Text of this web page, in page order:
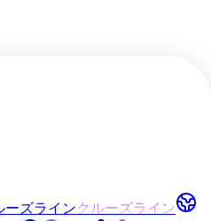
ーズラインクルーズライン